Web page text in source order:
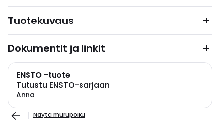
Tuotekuvaus
Dokumentit ja linkit
ENSTO -tuote
Tutustu ENSTO-sarjaan
Anna
Näytä murupolku